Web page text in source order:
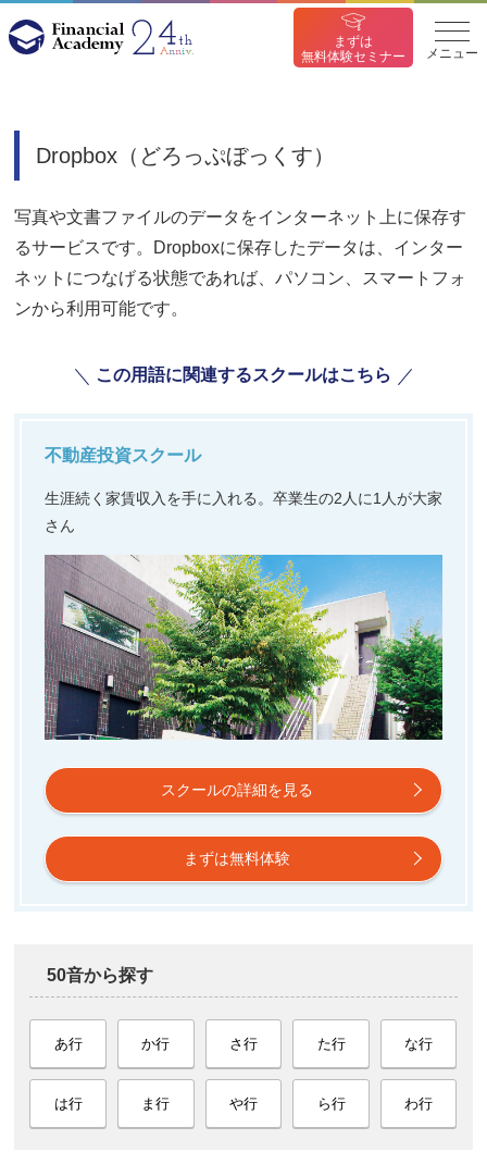
まずは
無料体験セミナー
メニュー
Dropbox（どろっぷぼっくす）
写真や文書ファイルのデータをインターネット上に保存す
るサービスです。Dropboxに保存したデータは、インター
ネットにつなげる状態であれば、パソコン、スマートフォ
ンから利用可能です。
この用語に関連するスクールはこちら
不動産投資スクール
生涯続く家賃収入を手に入れる。卒業生の2人に1人が大家
さん
スクールの詳細を見る
まずは無料体験
50音から探す
あ行 か行 さ行 た行 な行
は行 ま行 や行 ら行 わ行